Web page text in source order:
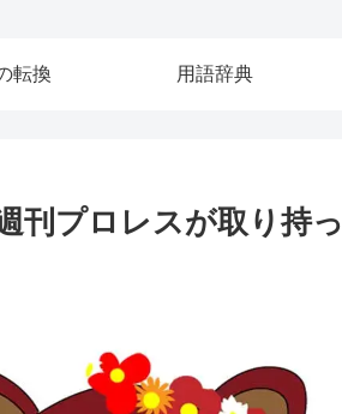
転換 用語辞典
刊プロレスが取り持っ